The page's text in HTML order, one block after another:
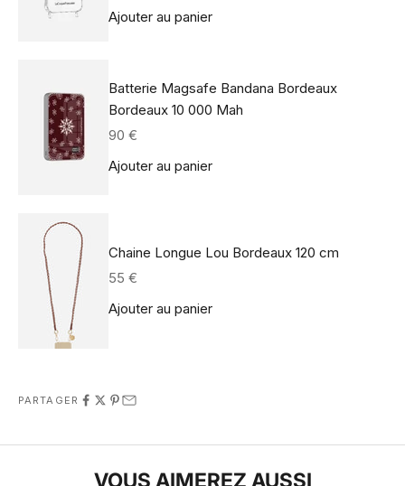
Ajouter au panier
Batterie Magsafe Bandana Bordeaux
Bordeaux 10 000 Mah
Prix de vente
90 €
Ajouter au panier
Chaine Longue Lou Bordeaux 120 cm
Prix de vente
55 €
Ajouter au panier
PARTAGER
VOUS AIMEREZ AUSSI